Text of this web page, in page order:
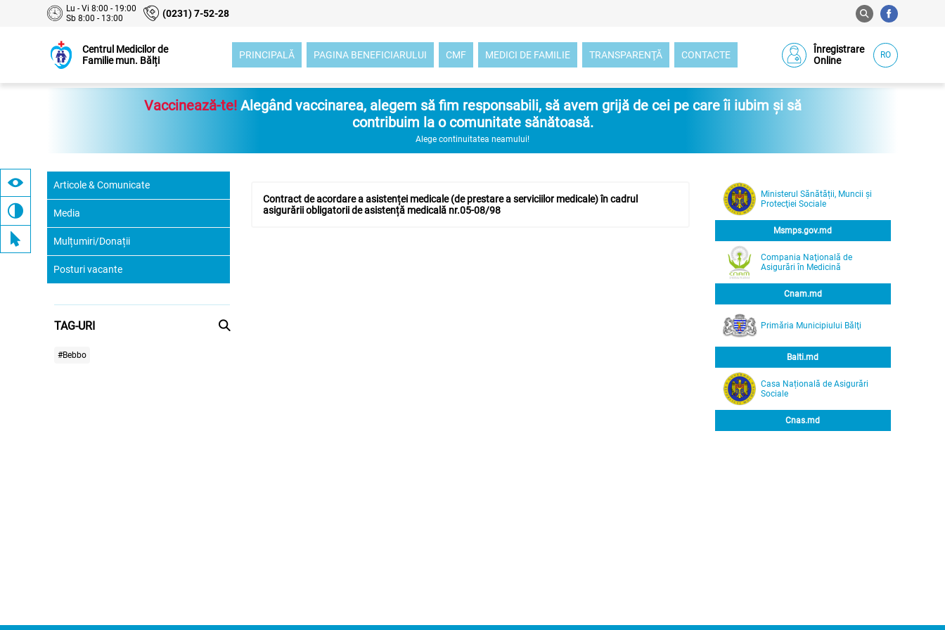
Lu - Vi 8:00 - 19:00
Sb 8:00 - 13:00
(0231) 7-52-28
Centrul Medicilor de
Familie mun. Bălți
PRINCIPALĂ PAGINA BENEFICIARULUI CMF MEDICI DE FAMILIE TRANSPARENŢĂ CONTACTE
Înregistrare
Online
RO
Vaccinează-te! Alegând vaccinarea, alegem să fim responsabili, să avem grijă de cei pe care îi iubim și să
contribuim la o comunitate sănătoasă.
Alege continuitatea neamului!
Articole & Comunicate
Media
Mulțumiri/Donații
Posturi vacante
TAG-URI
#Bebbo
Contract de acordare a asistenței medicale (de prestare a serviciilor medicale) în cadrul
asigurării obligatorii de asistență medicală nr.05-08/98
Ministerul Sănătății, Muncii și
Protecţiei Sociale
Msmps.gov.md
Compania Naţională de
Asigurări în Medicină
Cnam.md
Primăria Municipiului Bălţi
Balti.md
Casa Națională de Asigurări
Sociale
Cnas.md